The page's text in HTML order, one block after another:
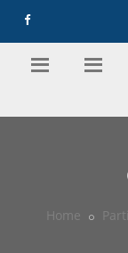
Home